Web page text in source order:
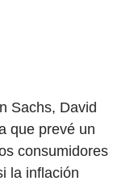
Sachs, David
que prevé un
consumidores
la inflación